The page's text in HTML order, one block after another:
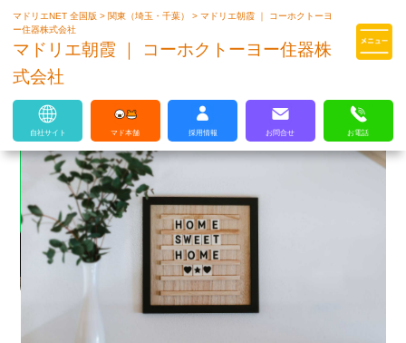
マドリエはLIXILの厳しい基準を
マドリエNET 全国版> 関東（埼玉・千葉）>マドリエ朝霞 ｜ コーホクトーヨ
ー住器株式会社
マドリエ朝霞 ｜ コーホクトーヨー住器株
式会社
自社サイト マド本舗 採用情報 お問合せ お電話